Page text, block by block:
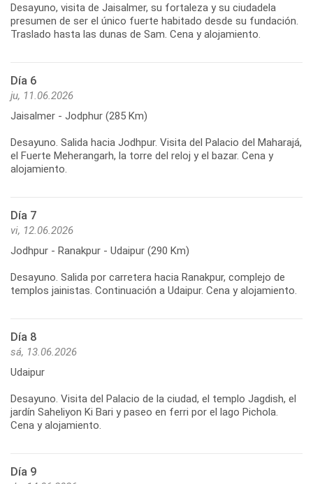
Desayuno, visita de Jaisalmer, su fortaleza y su ciudadela
presumen de ser el único fuerte habitado desde su fundación.
Traslado hasta las dunas de Sam. Cena y alojamiento.
Día 6
ju, 11.06.2026
Jaisalmer - Jodphur (285 Km)
Desayuno. Salida hacia Jodhpur. Visita del Palacio del Maharajá,
el Fuerte Meherangarh, la torre del reloj y el bazar. Cena y
alojamiento.
Día 7
vi, 12.06.2026
Jodhpur - Ranakpur - Udaipur (290 Km)
Desayuno. Salida por carretera hacia Ranakpur, complejo de
templos jainistas. Continuación a Udaipur. Cena y alojamiento.
Día 8
sá, 13.06.2026
Udaipur
Desayuno. Visita del Palacio de la ciudad, el templo Jagdish, el
jardín Saheliyon Ki Bari y paseo en ferri por el lago Pichola.
Cena y alojamiento.
Día 9